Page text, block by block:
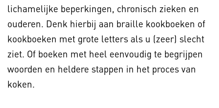
lichamelijke beperkingen, chronisch zieken en
ouderen. Denk hierbij aan braille kookboeken of
kookboeken met grote letters als u (zeer) slecht
ziet. Of boeken met heel eenvoudig te begrijpen
woorden en heldere stappen in het proces van
koken.